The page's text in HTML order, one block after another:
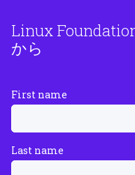
Linux
から
First name
Last name